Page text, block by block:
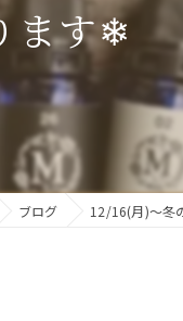
ます❄
ブログ 12/16(月)～冬